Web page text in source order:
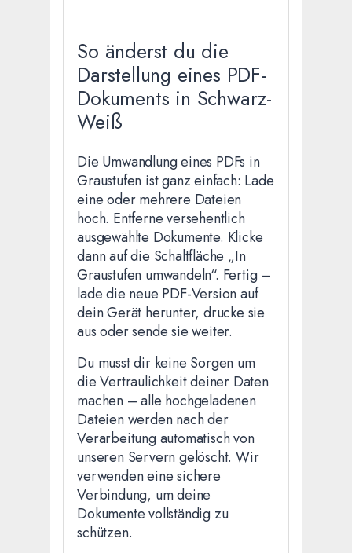
So änderst du die
Darstellung eines PDF-
Dokuments in Schwarz-
Weiß
Die Umwandlung eines PDFs in
Graustufen ist ganz einfach: Lade
eine oder mehrere Dateien
hoch. Entferne versehentlich
ausgewählte Dokumente. Klicke
dann auf die Schaltfläche „In
Graustufen umwandeln“. Fertig –
lade die neue PDF-Version auf
dein Gerät herunter, drucke sie
aus oder sende sie weiter.
Du musst dir keine Sorgen um
die Vertraulichkeit deiner Daten
machen – alle hochgeladenen
Dateien werden nach der
Verarbeitung automatisch von
unseren Servern gelöscht. Wir
verwenden eine sichere
Verbindung, um deine
Dokumente vollständig zu
schützen.